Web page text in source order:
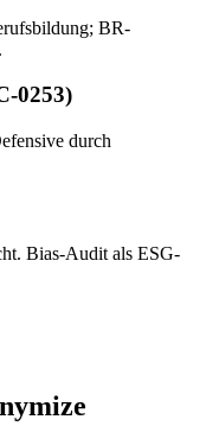
BR-
0253)
durch
Bias-Audit als ESG-